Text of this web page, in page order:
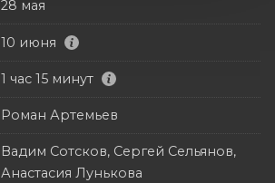
28 мая
10 июня
1 час 15 минут
Роман Артемьев
Вадим Сотсков, Сергей Сельянов,
Анастасия Лунькова